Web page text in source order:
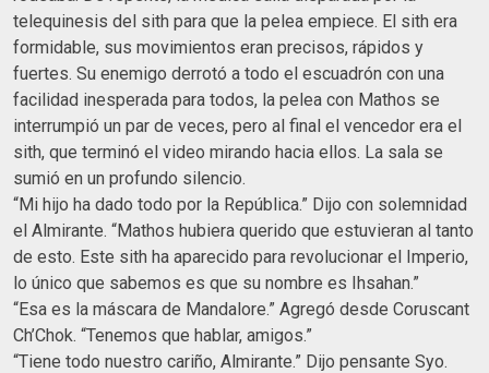
telequinesis del sith para que la pelea empiece. El sith era
formidable, sus movimientos eran precisos, rápidos y
fuertes. Su enemigo derrotó a todo el escuadrón con una
facilidad inesperada para todos, la pelea con Mathos se
interrumpió un par de veces, pero al final el vencedor era el
sith, que terminó el video mirando hacia ellos. La sala se
sumió en un profundo silencio.
“Mi hijo ha dado todo por la República.” Dijo con solemnidad
el Almirante. “Mathos hubiera querido que estuvieran al tanto
de esto. Este sith ha aparecido para revolucionar el Imperio,
lo único que sabemos es que su nombre es Ihsahan.”
“Esa es la máscara de Mandalore.” Agregó desde Coruscant
Ch’Chok. “Tenemos que hablar, amigos.”
“Tiene todo nuestro cariño, Almirante.” Dijo pensante Syo.